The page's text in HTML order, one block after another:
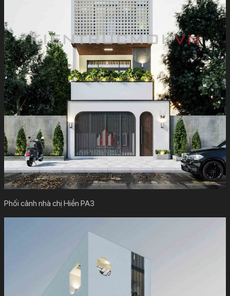
Phối cảnh nhà chị Hiền PA3